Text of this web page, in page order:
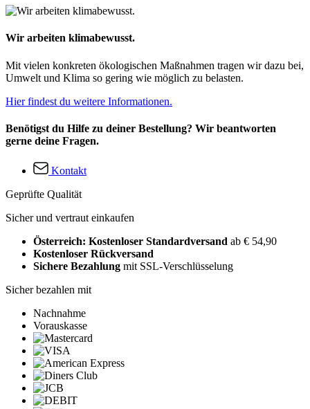
Wir arbeiten klimabewusst.
Mit vielen konkreten ökologischen Maßnahmen tragen wir dazu bei,
Umwelt und Klima so gering wie möglich zu belasten.
Hier findest du weitere Informationen.
Benötigst du Hilfe zu deiner Bestellung? Wir beantworten
gerne deine Fragen.
Kontakt
Geprüfte Qualität
Sicher und vertraut einkaufen
Österreich: Kostenloser Standardversand ab € 54,90
Kostenloser Rückversand
Sichere Bezahlung mit SSL-Verschlüsselung
Sicher bezahlen mit
Nachnahme
Vorauskasse